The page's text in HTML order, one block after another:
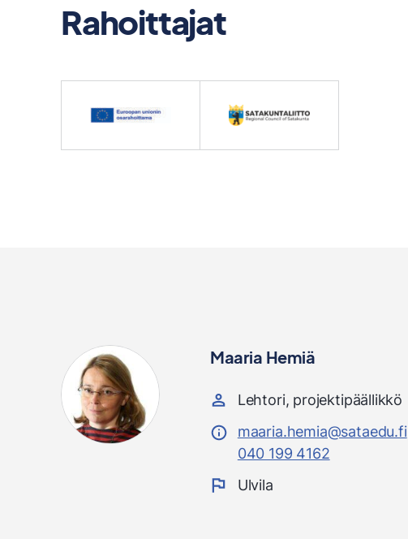
Rahoittajat
Maaria Hemiä
Lehtori, projektipäällikkö
maaria.hemia@sataedu.fi
040 199 4162
Ulvila